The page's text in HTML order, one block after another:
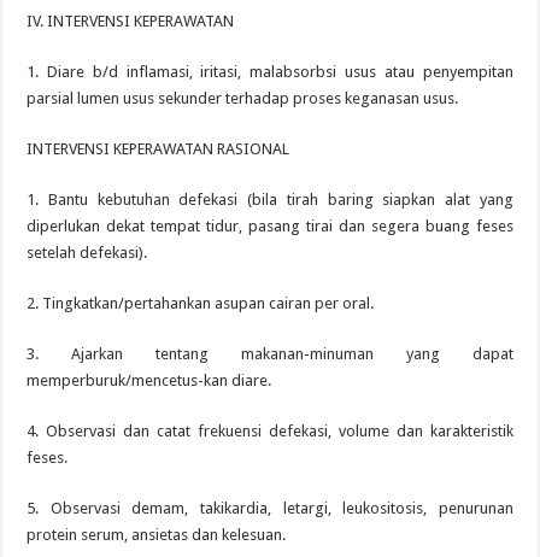
IV. INTERVENSI KEPERAWATAN
1. Diare b/d inflamasi, iritasi, malabsorbsi usus atau penyempitan
parsial lumen usus sekunder terhadap proses keganasan usus.
INTERVENSI KEPERAWATAN RASIONAL
1. Bantu kebutuhan defekasi (bila tirah baring siapkan alat yang
diperlukan dekat tempat tidur, pasang tirai dan segera buang feses
setelah defekasi).
2. Tingkatkan/pertahankan asupan cairan per oral.
3. Ajarkan tentang makanan-minuman yang dapat
memperburuk/mencetus-kan diare.
4. Observasi dan catat frekuensi defekasi, volume dan karakteristik
feses.
5. Observasi demam, takikardia, letargi, leukositosis, penurunan
protein serum, ansietas dan kelesuan.